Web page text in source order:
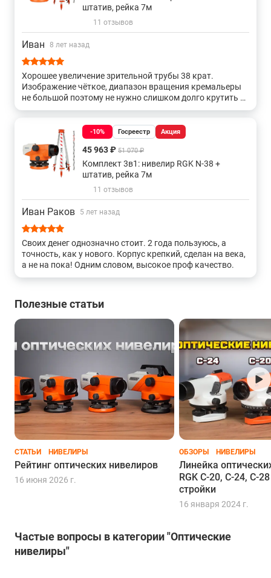
штатив, рейка 7м
11 отзывов
Иван 8 лет назад
Хорошее увеличение зрительной трубы 38 крат.
Изображение чёткое, диапазон вращения кремальеры
не большой поэтому не нужно слишком долго крутить и
ловить четкость изображения. Наводящий винт есть с
Модель удобная, рекомендую.
-10% Госреестр Акция
45 963 ₽ 51 070 ₽
Комплект 3в1: нивелир RGK N-38 +
штатив, рейка 7м
11 отзывов
Иван Раков 5 лет назад
Своих денег однозначно стоит. 2 года пользуюсь, а
точность, как у нового. Корпус крепкий, сделан на века,
а не на пока! Одним словом, высокое проф качество.
Полезные статьи
СТАТЬИ НИВЕЛИРЫ
Рейтинг оптических нивелиров
16 июня 2026 г.
ОБЗОРЫ НИВЕЛИРЫ
Линейка
RGK C-20, C-24, C-
стройки
16 января 2024 г.
Частые вопросы в категории "Оптические
нивелиры"